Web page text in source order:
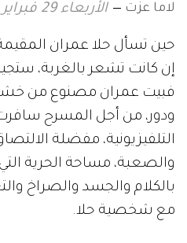
لاما عزت الأربعاء 29 فبراير 2012 04:00
إن كانت تشعر بالغربة،
فبيت عمران مصنوع من
ودور، من أجل المسرح
التلفيزيونية، مفضلة
والصعبة، مساحة الحرية
بالكلام والجسد والصراخ
مع شخصية حلا.